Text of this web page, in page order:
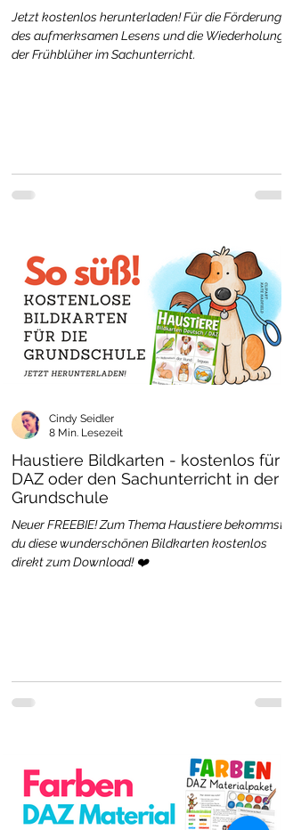
Jetzt kostenlos herunterladen! Für die Förderung
des aufmerksamen Lesens und die Wiederholung
der Frühblüher im Sachunterricht.
Haustiere Bildkarten - kostenlos für
DAZ oder den Sachunterricht in der
Grundschule
Neuer FREEBIE! Zum Thema Haustiere bekommst
du diese wunderschönen Bildkarten kostenlos
direkt zum Download! ❤️
Cindy Seidler
8 Min. Lesezeit